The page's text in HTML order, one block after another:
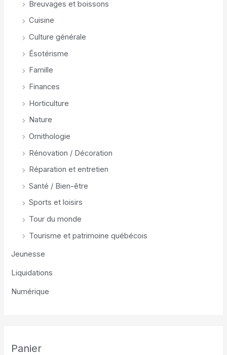
Breuvages et boissons
Cuisine
Culture générale
Ésotérisme
Famille
Finances
Horticulture
Nature
Ornithologie
Rénovation / Décoration
Réparation et entretien
Santé / Bien-être
Sports et loisirs
Tour du monde
Tourisme et patrimoine québécois
Jeunesse
Liquidations
Numérique
Panier